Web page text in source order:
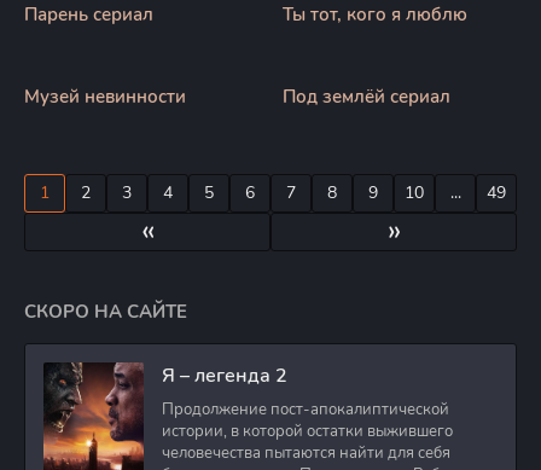
Парень сериал Ты тот, кого я люблю
Музей невинности Под землёй сериал
«
1 2 3 4 5 6 7 8 9 10 ... 49
»
СКОРО НА САЙТЕ
Я – легенда 2
Продолжение пост-апокалиптической
истории, в которой остатки выжившего
человечества пытаются найти для себя